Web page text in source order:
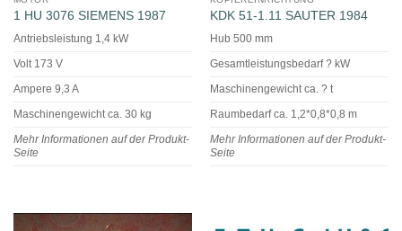
1 HU 3076 SIEMENS 1987
Antriebsleistung 1,4 kW
Volt 173 V
Ampere 9,3 A
Maschinengewicht ca. 30 kg
Mehr Informationen auf der Produkt-
Seite
KDK 51-1.11 SAUTER 1984
Hub 500 mm
Gesamtleistungsbedarf ? kW
Maschinengewicht ca. ? t
Raumbedarf ca. 1,2*0,8*0,8 m
Mehr Informationen auf der Produkt-
Seite